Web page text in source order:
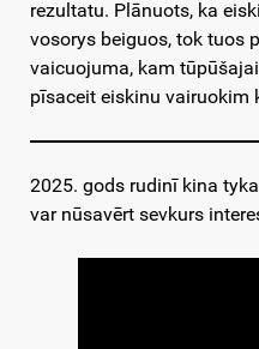
rezultatu. Plānuots, ka
vosorys beiguos, tok tuos
vaicuojuma, kam
pīsaceit eiskinu vairuokim
2025. gods rudinī kina
var nūsavērt sevkurs